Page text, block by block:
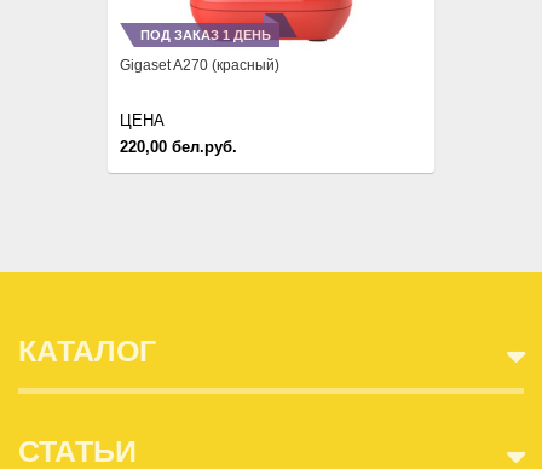
ПОД ЗАКАЗ 1 ДЕНЬ
Gigaset A270 (красный)
220,00 бел.руб.
ЦЕНА
КАТАЛОГ
СТАТЬИ